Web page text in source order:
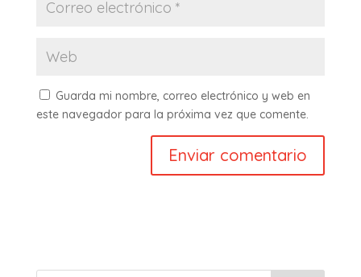
Guarda mi nombre, correo electrónico y web en
este navegador para la próxima vez que comente.